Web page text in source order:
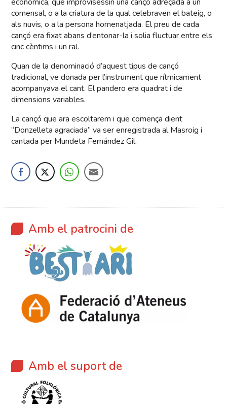
comensal, o a la criatura de la qual celebraven el bateig, o
als nuvis, o a la persona homenatjada. El preu de cada
cançó era fixat abans d’entonar-la i solia fluctuar entre els
cinc cèntims i un ral.
Quan de la denominació d’aquest tipus de cançó
tradicional, ve donada per l’instrument que rítmicament
acompanyava el cant. El pandero era quadrat i de
dimensions variables.
La cançó que ara escoltarem i que comença dient
“Donzelleta agraciada” va ser enregistrada al Masroig i
cantada per Mundeta Fernández Gil.
Amb el patrocini de
Amb el suport de